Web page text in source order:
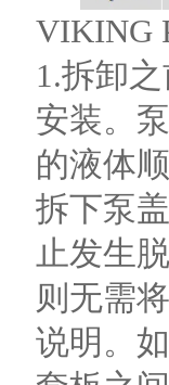
VIKING
1.拆卸
安装。
的液体
拆下泵
止发生
则无需
说明。